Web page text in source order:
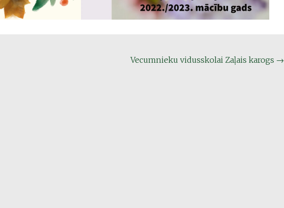
Vecumnieku vidusskolai Zaļais karogs →